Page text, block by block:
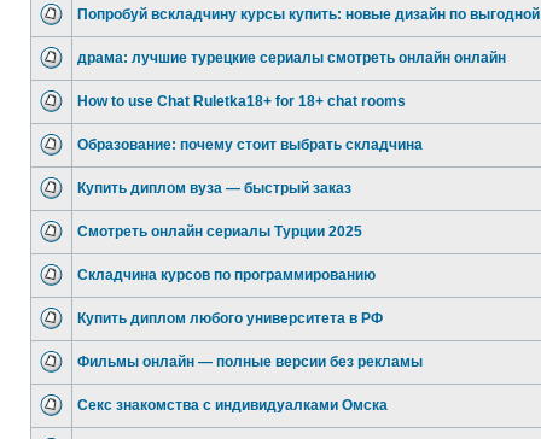
Попробуй вскладчину курсы купить: новые дизайн по
драма: лучшие турецкие сериалы смотреть онлайн онлайн
How to use Chat Ruletka18+ for 18+ chat rooms
Образование: почему стоит выбрать складчина
Купить диплом вуза — быстрый заказ
Смотреть онлайн сериалы Турции 2025
Складчина курсов по программированию
Купить диплом любого университета в РФ
Фильмы онлайн — полные версии без рекламы
Секс знакомства с индивидуалками Омска